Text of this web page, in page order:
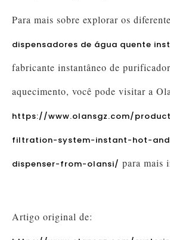
Para mais sobre explorar os
dispensadores de água quente
fabricante instantâneo de
aquecimento, você pode visitar a
https://www.olansgz.com/
filtration-system-instant-hot-
dispenser-from-olansi/ para mais
Artigo original de: